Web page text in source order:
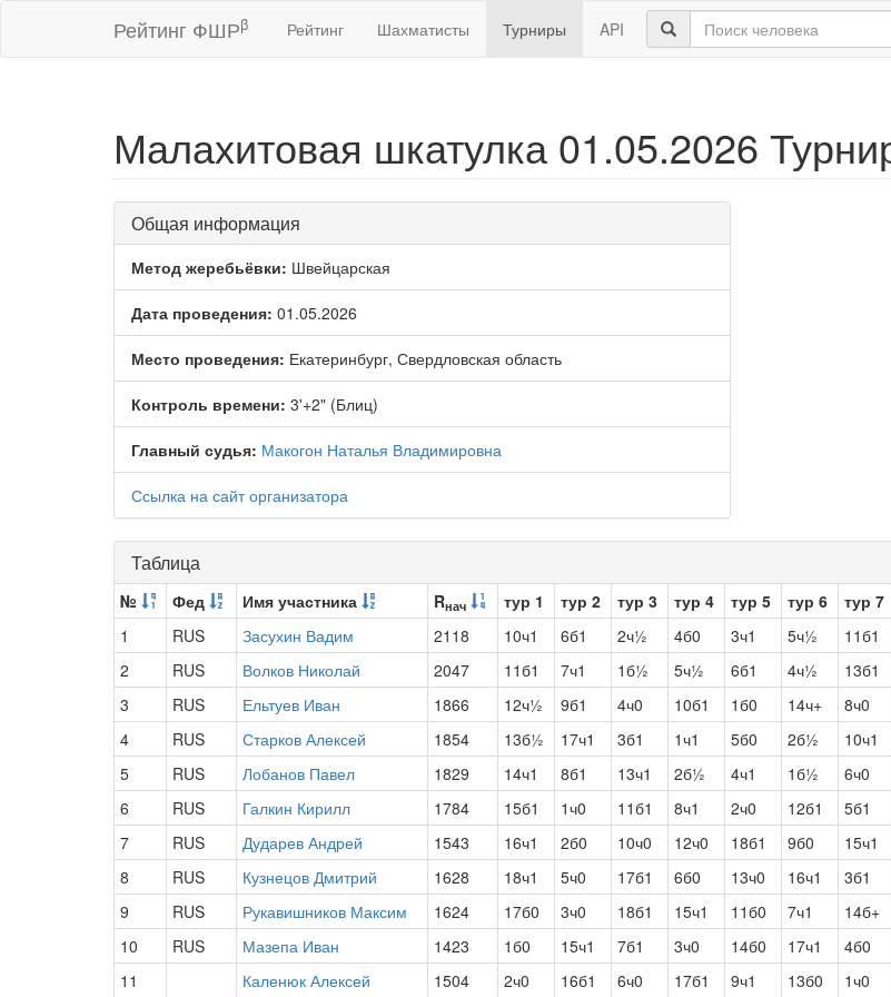
Рейтинг ФШРβ Рейтинг Шахматисты Турниры API
Малахитовая шкатулка 01.05.2026
Общая информация
Метод жеребьёвки: Швейцарская
Дата проведения: 01.05.2026
Место проведения: Екатеринбург, Свердловская область
Контроль времени: 3'+2" (Блиц)
Главный судья: Макогон Наталья Владимировна
Ссылка на сайт организатора
Таблица
№ Фед Имя участника Rнач тур 1 тур 2 тур 3 тур 4 тур 5 тур 6 тур 7
1
RUS Засухин Вадим 2118 10ч1 6б1 2ч½ 4б0 3ч1 5ч½ 11б1
2
RUS Волков Николай 2047 11б1 7ч1 1б½ 5ч½ 6б1 4ч½ 13б1
3
RUS Ельтуев Иван 1866 12ч½ 9б1 4ч0 10б1 1б0 14ч+ 8ч0
4
RUS Старков Алексей 1854 13б½ 17ч1 3б1 1ч1 5б0 2б½ 10ч1
5
RUS Лобанов Павел 1829 14ч1 8б1 13ч1 2б½ 4ч1 1б½ 6ч0
6
RUS Галкин Кирилл 1784 15б1 1ч0 11б1 8ч1 2ч0 12б1 5б1
7
RUS Дударев Андрей 1543 16ч1 2б0 10ч0 12ч0 18б1 9б0 15ч1
8
RUS Кузнецов Дмитрий 1628 18ч1 5ч0 17б1 6б0 13ч0 16ч1 3б1
9
RUS Рукавишников Максим 1624 17б0 3ч0 18б1 15ч1 11б0 7ч1 14б+
10
RUS Мазепа Иван 1423 1б0 15ч1 7б1 3ч0 14б0 17ч1 4б0
11
Каленюк Алексей 1504 2ч0 16б1 6ч0 17б1 9ч1 13б0 1ч0